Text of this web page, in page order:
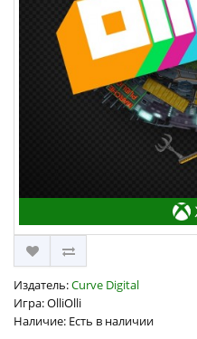
Издатель:Curve Digital
Игра: OlliOlli
Наличие: Есть в наличии